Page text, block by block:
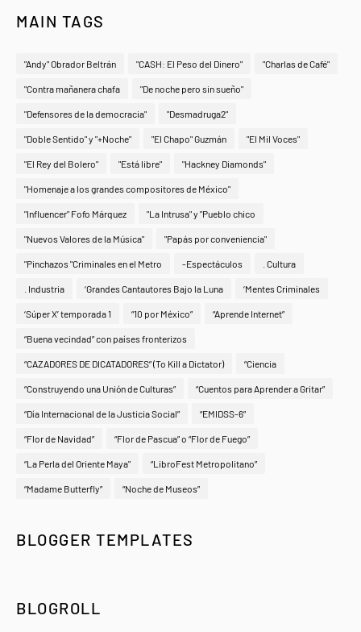
MAIN TAGS
"Andy" Obrador Beltrán "CASH: El Peso del Dinero" "Charlas de Café"
"Contra mañanera chafa "De noche pero sin sueño"
"Defensores de la democracia" "Desmadruga2"
"Doble Sentido" y "+Noche" "El Chapo" Guzmán "El Mil Voces"
"El Rey del Bolero" "Está libre" "Hackney Diamonds"
"Homenaje a los grandes compositores de México"
"Influencer" Fofo Márquez "La Intrusa" y "Pueblo chico
"Nuevos Valores de la Música" "Papás por conveniencia"
"Pinchazos "Criminales en el Metro -Espectáculos . Cultura
. Industria ‘Grandes Cantautores Bajo la Luna ‘Mentes Criminales
‘Súper X’ temporada 1 “10 por México” “Aprende Internet”
“Buena vecindad” con países fronterizos
“CAZADORES DE DICATADORES” (To Kill a Dictator) “Ciencia
“Construyendo una Unión de Culturas” “Cuentos para Aprender a Gritar”
“Día Internacional de la Justicia Social” “EMIDSS-6”
“Flor de Navidad” “Flor de Pascua” o “Flor de Fuego”
“La Perla del Oriente Maya" “LibroFest Metropolitano”
“Madame Butterfly” “Noche de Museos”
BLOGGER TEMPLATES
BLOGROLL